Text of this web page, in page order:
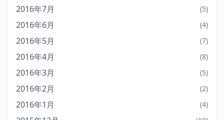
2016年7月 (5)
2016年6月 (4)
2016年5月 (7)
2016年4月 (8)
2016年3月 (5)
2016年2月 (2)
2016年1月 (4)